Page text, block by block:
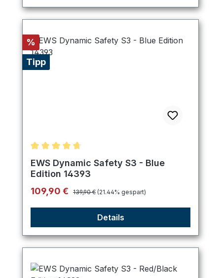
Rabatt
%
Tipp
Durchschnittliche Bewertung von 4.8 von 5
EWS Dynamic Safety S3 - Blue
Edition 14393
Verkaufspreis:
109,90 € Regulärer Preis:
139,90 € (21.44% gespart)
Details